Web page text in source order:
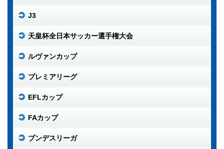
J3
天皇杯全日本サッカー選手権大会
ルヴァンカップ
プレミアリーグ
EFLカップ
FAカップ
ブンデスリーガ